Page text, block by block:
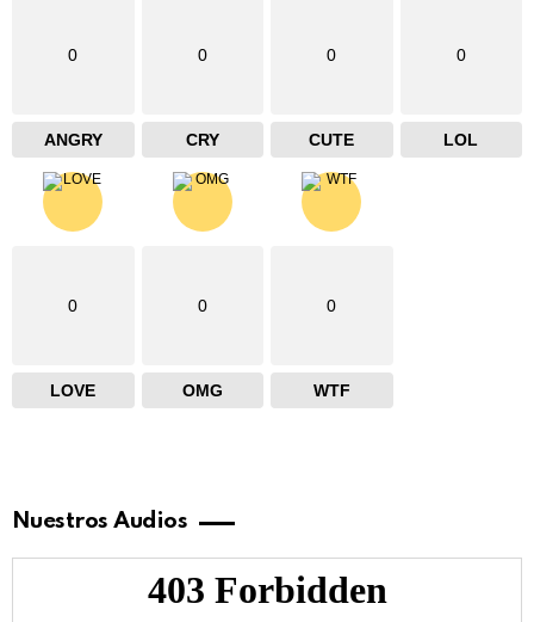
0
ANGRY
0
CRY
0
CUTE
0
LOL
0
LOVE
0
OMG
0
WTF
Nuestros Audios